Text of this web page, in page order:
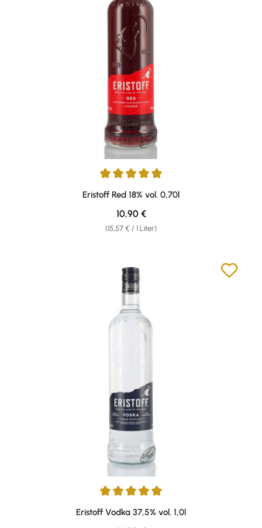
Durchschnittliche Bewertung von 5 von 5 Sternen
Eristoff Red 18% vol. 0,70l
(15,57 € / 1 Liter)
Regulärer Preis:
10,90 €
Durchschnittliche Bewertung von 5 von 5 Sternen
Eristoff Vodka 37,5% vol. 1,0l